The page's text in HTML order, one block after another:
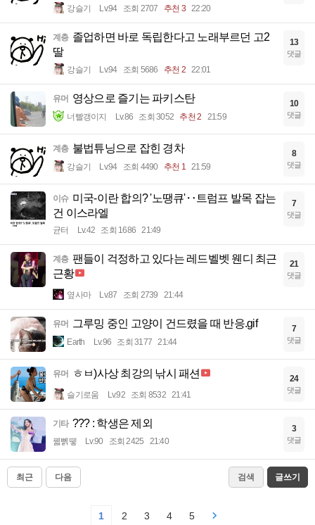
강슬기 Lv.94 조회 2707 추천 3 22:20
계층 졸업하면 바로 독립한다고 노래부르던 고2
딸
강슬기 Lv.94 조회 5686 추천 2 22:01
13
댓글
유머 영상으로 즐기는 파키스탄
너빨갱이지 Lv.86 조회 3052 추천 2 21:59
10
댓글
계층 불법튜닝으로 잡힌 경차
강슬기 Lv.94 조회 4490 추천 1 21:59
8
댓글
이슈 미국-이란 합의? '노땡큐'‥트럼프 발목 잡는
건 이스라엘
균터 Lv.42 조회 1686 21:49
7
댓글
계층 팬들이 걱정하고 있다는 레드벨벳 웬디 최근
근황
옆사마 Lv.87 조회 2739 21:44
21
댓글
유머 그루밍 중인 고양이 건드렸을 때 반응.gif
Earth Lv.96 조회 3177 21:44
7
댓글
유머 ㅎㅂ)사상 최강의 낚시 패션
슬기로움 Lv.92 조회 8532 21:41
24
댓글
기타 ??? : 학생은 제외
꿻뻵뗗 Lv.90 조회 2425 21:40
3
댓글
최근 다음 검색 글쓰기
1 2 3 4 5